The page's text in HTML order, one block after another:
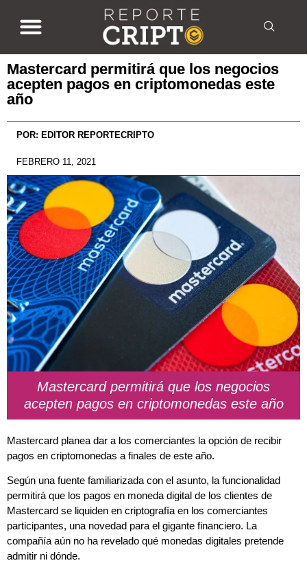
Mastercard permitirá que los negocios
acepten pagos en criptomonedas este
año
POR: EDITOR REPORTECRIPTO
FEBRERO 11, 2021
Mastercard permitirá que los negocios
acepten pagos en criptomonedas este año
Mastercard planea dar a los comerciantes la opción de recibir
pagos en criptomonedas a finales de este año.
Según una fuente familiarizada con el asunto, la funcionalidad
permitirá que los pagos en moneda digital de los clientes de
Mastercard se liquiden en criptografía en los comerciantes
participantes, una novedad para el gigante financiero. La
compañía aún no ha revelado qué monedas digitales pretende
admitir ni dónde.